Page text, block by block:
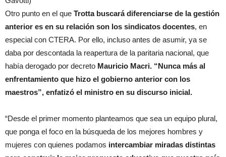
Otro punto en el que Trotta buscará diferenciarse de la gestión
anterior es en su relación son los sindicatos docentes, en
especial con CTERA. Por ello, incluso antes de asumir, ya se
daba por descontada la reapertura de la paritaria nacional, que
había derogado por decreto Mauricio Macri. “Nunca más al
enfrentamiento que hizo el gobierno anterior con los
maestros”, enfatizó el ministro en su discurso inicial.
“Desde el primer momento planteamos que sea un equipo plural,
que ponga el foco en la búsqueda de los mejores hombres y
mujeres con quienes podamos intercambiar miradas distintas